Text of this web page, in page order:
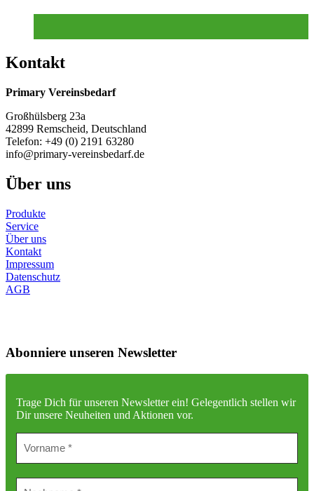
Kontakt
Primary Vereinsbedarf
Großhülsberg 23a
42899 Remscheid, Deutschland
Telefon: +49 (0) 2191 63280
info@primary-vereinsbedarf.de
Über uns
Produkte
Service
Über uns
Kontakt
Impressum
Datenschutz
AGB
Abonniere unseren Newsletter
Trage Dich für unseren Newsletter ein! Gelegentlich stellen wir
Dir unsere Neuheiten und Aktionen vor.